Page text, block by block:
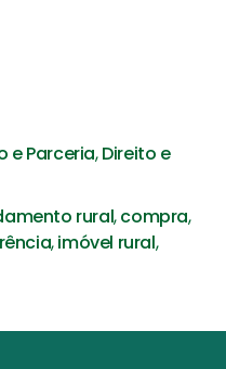
e Parceria,Direito e
rural,compra,
,imóvel rural,